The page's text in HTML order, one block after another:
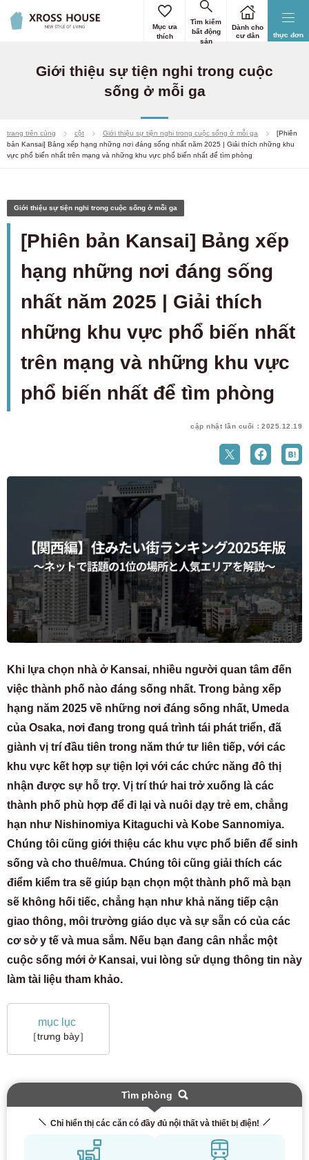
thực đơn
Mục ưa
thích
Tìm kiếm
bất động
sản
Dành cho
cư dân
Giới thiệu sự tiện nghi trong cuộc
sống ở mỗi ga
trang trên cùng cột Giới thiệu sự tiện nghi trong cuộc sống ở mỗi ga
[Phiên
bản Kansai] Bảng xếp hạng những nơi đáng sống nhất năm 2025 | Giải thích những khu
vực phổ biến nhất trên mạng và những khu vực phổ biến nhất để tìm phòng
Giới thiệu sự tiện nghi trong cuộc sống ở mỗi ga
[Phiên bản Kansai] Bảng xếp
hạng những nơi đáng sống
nhất năm 2025 | Giải thích
những khu vực phổ biến nhất
trên mạng và những khu vực
phổ biến nhất để tìm phòng
cập nhật lần cuối：2025.12.19
Khi lựa chọn nhà ở Kansai, nhiều người quan tâm đến
việc thành phố nào đáng sống nhất. Trong bảng xếp
hạng năm 2025 về những nơi đáng sống nhất, Umeda
của Osaka, nơi đang trong quá trình tái phát triển, đã
giành vị trí đầu tiên trong năm thứ tư liên tiếp, với các
khu vực kết hợp sự tiện lợi với các chức năng đô thị
nhận được sự hỗ trợ. Vị trí thứ hai trở xuống là các
thành phố phù hợp để đi lại và nuôi dạy trẻ em, chẳng
hạn như Nishinomiya Kitaguchi và Kobe Sannomiya.
Chúng tôi cũng giới thiệu các khu vực phổ biến để sinh
sống và cho thuê/mua. Chúng tôi cũng giải thích các
điểm kiểm tra sẽ giúp bạn chọn một thành phố mà bạn
sẽ không hối tiếc, chẳng hạn như khả năng tiếp cận
giao thông, môi trường giáo dục và sự sẵn có của các
cơ sở y tế và mua sắm. Nếu bạn đang cân nhắc một
cuộc sống mới ở Kansai, vui lòng sử dụng thông tin này
làm tài liệu tham khảo.
mục lục
［trưng bày］
Tìm phòng
Chỉ hiển thị các căn có đầy đủ nội thất và thiết bị điện!